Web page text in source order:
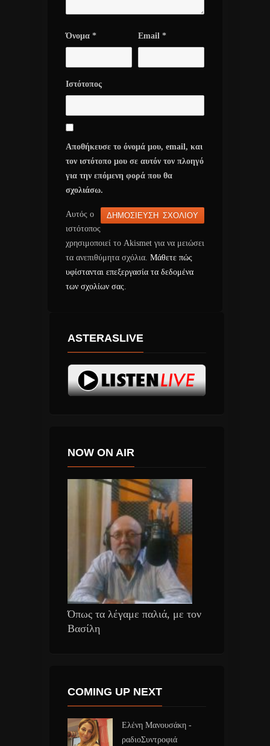
Όνομα * Email *
Ιστότοπος
Αποθήκευσε το όνομά μου, email, και
τον ιστότοπο μου σε αυτόν τον πλοηγό
για την επόμενη φορά που θα
σχολιάσω.
Αυτός ο
ιστότοπος
χρησιμοποιεί το Akismet για να μειώσει
τα ανεπιθύμητα σχόλια. Μάθετε πώς
υφίστανται επεξεργασία τα δεδομένα
των σχολίων σας
ASTERASLIVE
NOW ON AIR
Όπως τα λέγαμε παλιά, με τον
Βασίλη
COMING UP NEXT
Ελένη Μανουσάκη -
ραδιοΣυντροφιά